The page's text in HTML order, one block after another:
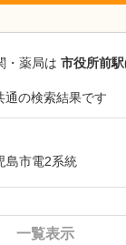
・薬局は 市役所前
通の検索結果です
島市電2系統
一覧表示